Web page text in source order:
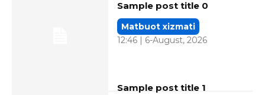
Sample post title 0
Matbuot xizmati
12:46 | 6-August, 2026
Sample post title 1